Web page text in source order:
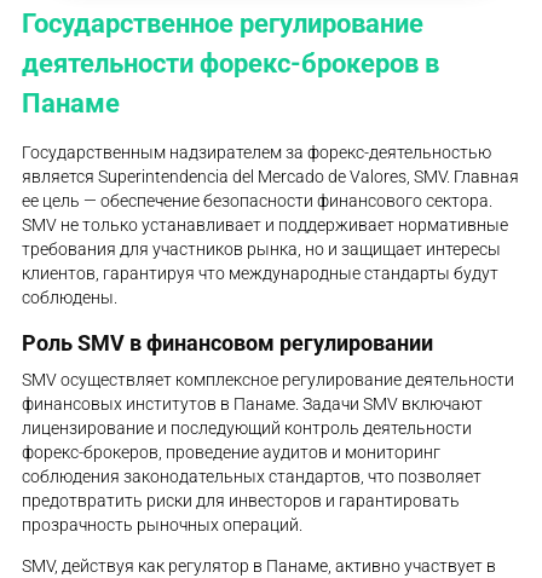
Государственное регулирование
деятельности форекс-брокеров в
Панаме
Государственным надзирателем за форекс-деятельностью
является Superintendencia del Mercado de Valores, SMV. Главная
ее цель — обеспечение безопасности финансового сектора.
SMV не только устанавливает и поддерживает нормативные
требования для участников рынка, но и защищает интересы
клиентов, гарантируя что международные стандарты будут
соблюдены.
Роль SMV в финансовом регулировании
SMV осуществляет комплексное регулирование деятельности
финансовых институтов в Панаме. Задачи SMV включают
лицензирование и последующий контроль деятельности
форекс-брокеров, проведение аудитов и мониторинг
соблюдения законодательных стандартов, что позволяет
предотвратить риски для инвесторов и гарантировать
прозрачность рыночных операций.
SMV, действуя как регулятор в Панаме, активно участвует в